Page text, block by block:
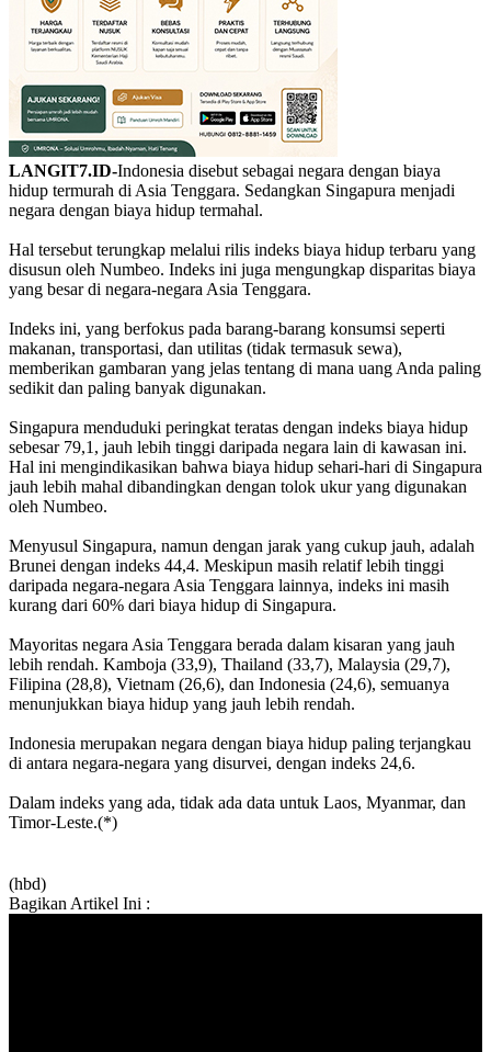
LANGIT7.ID-Indonesia disebut sebagai negara dengan biaya
hidup termurah di Asia Tenggara. Sedangkan Singapura menjadi
negara dengan biaya hidup termahal.
Hal tersebut terungkap melalui rilis indeks biaya hidup terbaru yang
disusun oleh Numbeo. Indeks ini juga mengungkap disparitas biaya
yang besar di negara-negara Asia Tenggara.
Indeks ini, yang berfokus pada barang-barang konsumsi seperti
makanan, transportasi, dan utilitas (tidak termasuk sewa),
memberikan gambaran yang jelas tentang di mana uang Anda paling
sedikit dan paling banyak digunakan.
Singapura menduduki peringkat teratas dengan indeks biaya hidup
sebesar 79,1, jauh lebih tinggi daripada negara lain di kawasan ini.
Hal ini mengindikasikan bahwa biaya hidup sehari-hari di Singapura
jauh lebih mahal dibandingkan dengan tolok ukur yang digunakan
oleh Numbeo.
Menyusul Singapura, namun dengan jarak yang cukup jauh, adalah
Brunei dengan indeks 44,4. Meskipun masih relatif lebih tinggi
daripada negara-negara Asia Tenggara lainnya, indeks ini masih
kurang dari 60% dari biaya hidup di Singapura.
Mayoritas negara Asia Tenggara berada dalam kisaran yang jauh
lebih rendah. Kamboja (33,9), Thailand (33,7), Malaysia (29,7),
Filipina (28,8), Vietnam (26,6), dan Indonesia (24,6), semuanya
menunjukkan biaya hidup yang jauh lebih rendah.
Indonesia merupakan negara dengan biaya hidup paling terjangkau
di antara negara-negara yang disurvei, dengan indeks 24,6.
Dalam indeks yang ada, tidak ada data untuk Laos, Myanmar, dan
Timor-Leste.(*)
(hbd)
Bagikan Artikel Ini :